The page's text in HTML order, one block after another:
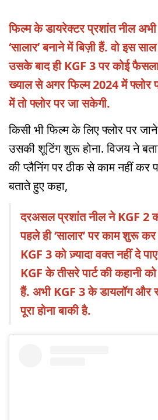
फिल्म के डायरेक्टर प्रशांत नील
‘सालार’ बनाने में बिज़ी हैं. वो इस
उसके बाद ही KGF 3 पर कोई फैसला
ख्याल से अगर फिल्म 2024 में फ्लोर
में तो फ्लोर पर जा सकेगी.
किसी भी फिल्म के लिए फ्लोर पर
उसकी शूटिंग शुरू होना. विजय ने
की प्लैनिंग पर ठीक से काम नहीं कर
बताते हुए कहा,
दरअसल प्रशांत नील ने KGF 2
पहले ही ‘सालार’ पर काम शुरू कर
KGF 3 को ज़्यादा वक्त नहीं दे
KGF के तीसरे पार्ट की कहानी
हैं. अभी KGF 3 के डायलॉग और
पूरा होना बाकी है.